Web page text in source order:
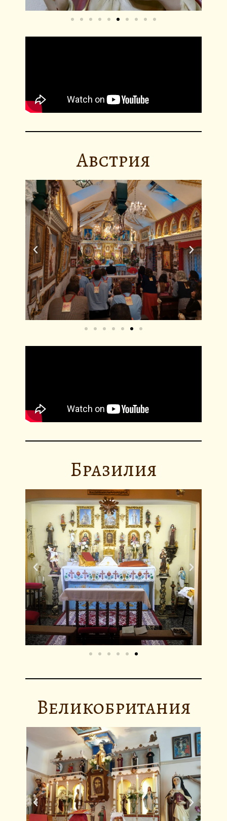
Австрия
Бразилия
Великобритания